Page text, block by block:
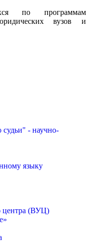
по программам
вузов и
судьи" - научно-
языку
центра (ВУЦ)